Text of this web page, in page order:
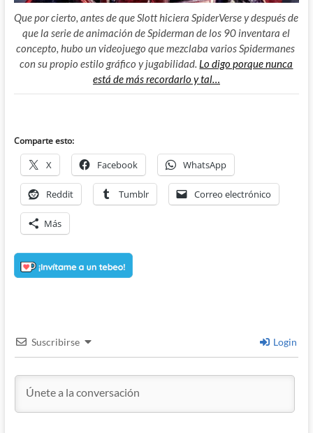
Que por cierto, antes de que Slott hiciera SpiderVerse y después de
que la serie de animación de Spiderman de los 90 inventara el
concepto, hubo un videojuego que mezclaba varios Spidermanes
con su propio estilo gráfico y jugabilidad. Lo digo porque nunca
está de más recordarlo y tal…
Comparte esto:
X Facebook WhatsApp
Reddit Tumblr Correo electrónico
Más
Suscribirse Login